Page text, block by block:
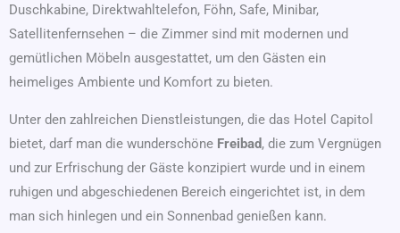
Duschkabine, Direktwahltelefon, Föhn, Safe, Minibar,
Satellitenfernsehen – die Zimmer sind mit modernen und
gemütlichen Möbeln ausgestattet, um den Gästen ein
heimeliges Ambiente und Komfort zu bieten.
Unter den zahlreichen Dienstleistungen, die das Hotel Capitol
bietet, darf man die wunderschöne Freibad, die zum Vergnügen
und zur Erfrischung der Gäste konzipiert wurde und in einem
ruhigen und abgeschiedenen Bereich eingerichtet ist, in dem
man sich hinlegen und ein Sonnenbad genießen kann.